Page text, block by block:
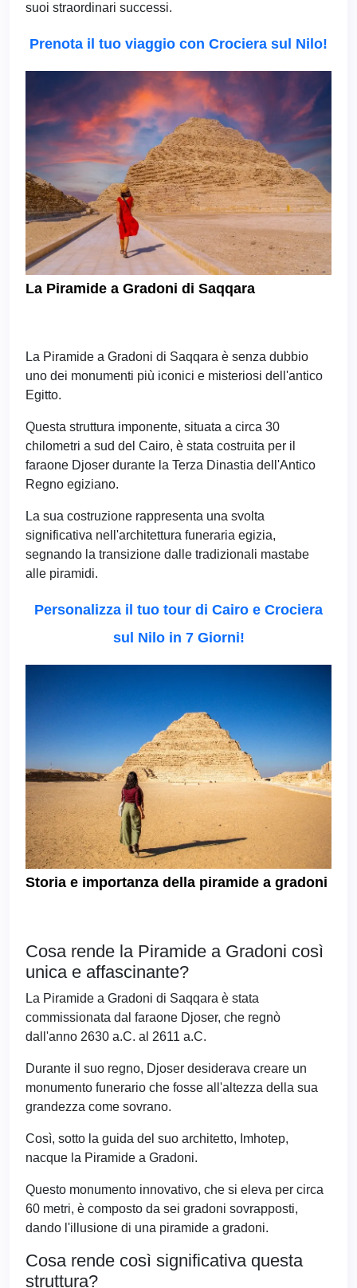
suoi straordinari successi.
Prenota il tuo viaggio con Crociera sul Nilo!
La Piramide a Gradoni di Saqqara
La Piramide a Gradoni di Saqqara è senza dubbio
uno dei monumenti più iconici e misteriosi dell'antico
Egitto.
Questa struttura imponente, situata a circa 30
chilometri a sud del Cairo, è stata costruita per il
faraone Djoser durante la Terza Dinastia dell'Antico
Regno egiziano.
La sua costruzione rappresenta una svolta
significativa nell'architettura funeraria egizia,
segnando la transizione dalle tradizionali mastabe
alle piramidi.
Personalizza il tuo tour di Cairo e Crociera
sul Nilo in 7 Giorni!
Storia e importanza della piramide a gradoni
Cosa rende la Piramide a Gradoni così
unica e affascinante?
La Piramide a Gradoni di Saqqara è stata
commissionata dal faraone Djoser, che regnò
dall'anno 2630 a.C. al 2611 a.C.
Durante il suo regno, Djoser desiderava creare un
monumento funerario che fosse all'altezza della sua
grandezza come sovrano.
Così, sotto la guida del suo architetto, Imhotep,
nacque la Piramide a Gradoni.
Questo monumento innovativo, che si eleva per circa
60 metri, è composto da sei gradoni sovrapposti,
dando l'illusione di una piramide a gradoni.
Cosa rende così significativa questa
struttura?